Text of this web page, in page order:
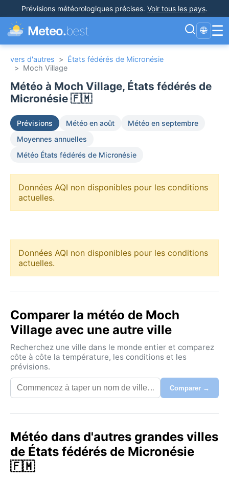
Prévisions météorologiques précises. Voir tous les pays.
Meteo.best 🌐 ☰
vers d'autres > États fédérés de Micronésie
> Moch Village
Météo à Moch Village, États fédérés de
Micronésie 🇫🇲
Prévisions Météo en août
Météo en septembre
Moyennes annuelles
Météo États fédérés de Micronésie
Données AQI non disponibles pour les conditions
actuelles.
Données AQI non disponibles pour les conditions
actuelles.
Comparer la météo de Moch
Village avec une autre ville
Recherchez une ville dans le monde entier et comparez
côte à côte la température, les conditions et les
prévisions.
Comparer →
Météo dans d'autres grandes villes
de États fédérés de Micronésie
🇫🇲